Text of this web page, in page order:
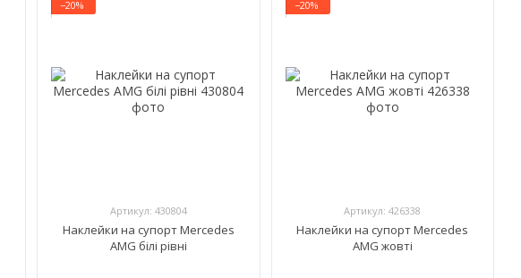
−20%
Артикул: 430804
Наклейки на супорт Mercedes
AMG білі рівні
−20%
Артикул: 426338
Наклейки на супорт Mercedes
AMG жовті